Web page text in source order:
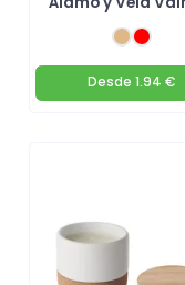
Desde 1.94 €